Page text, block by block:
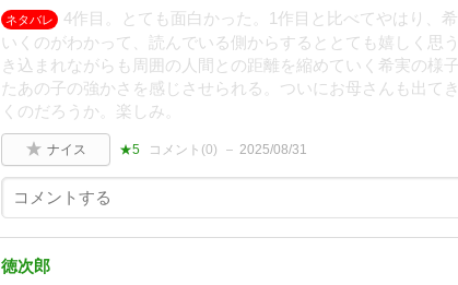
ネタバレ
4作目。とても面白かった。1作目と比べてやはり、
いくのがわかって、読んでいる側からするととても嬉しく思
き込まれながらも周囲の人間との距離を縮めていく希実の様
たあの子の強かさを感じさせられる。ついにお母さんも出て
くのだろうか。楽しみ。
ナイス ★5 コメント(0) 2025/08/31
徳次郎